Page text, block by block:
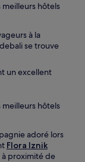
meilleurs hôtels
à la
se trouve
un excellent
meilleurs hôtels
adoré lors
Flora Iznik
à proximité de